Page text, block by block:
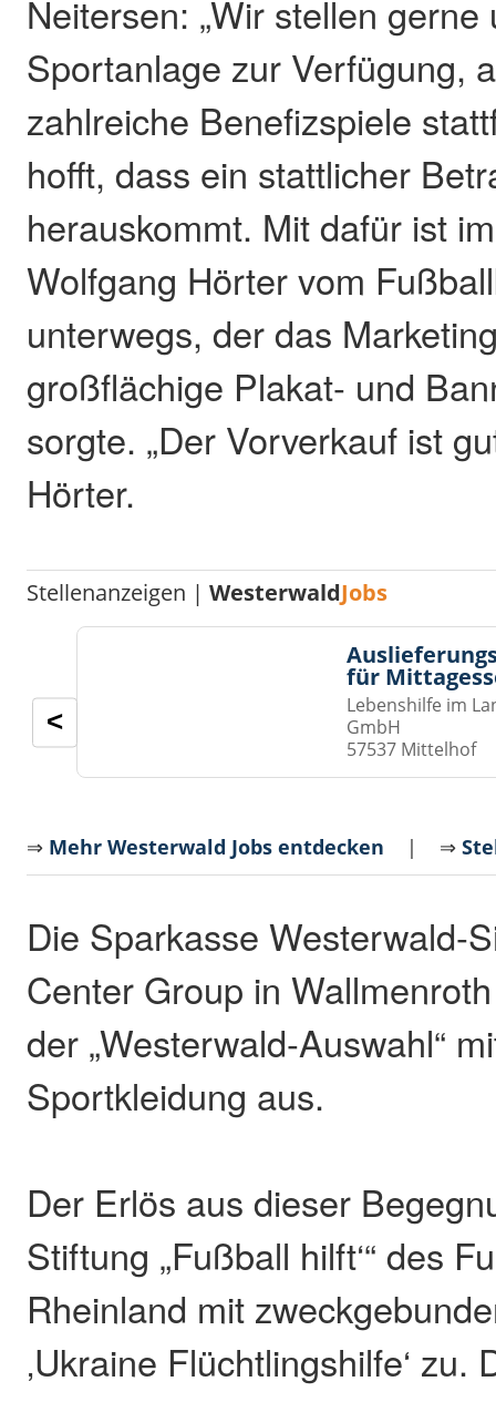
Neitersen: „Wir stellen gerne
Sportanlage zur Verfügung,
zahlreiche Benefizspiele
hofft, dass ein stattlicher
herauskommt. Mit dafür ist
Wolfgang Hörter vom
unterwegs, der das
großflächige Plakat- und
sorgte. „Der Vorverkauf ist
Hörter.
Stellenanzeigen |WesterwaldJobs
für
Lebenshilfe im
GmbH
57537 Mittelhof
<
⇒ Mehr Westerwald Jobs entdecken | ⇒
Die Sparkasse Westerwald-
Center Group in
der „Westerwald-Auswahl“
Sportkleidung aus.
Der Erlös aus dieser
Stiftung „Fußball hilft‘“ des
Rheinland mit
‚Ukraine Flüchtlingshilfe‘ zu.